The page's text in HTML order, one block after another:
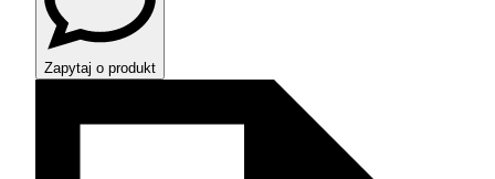
Zapytaj o produkt